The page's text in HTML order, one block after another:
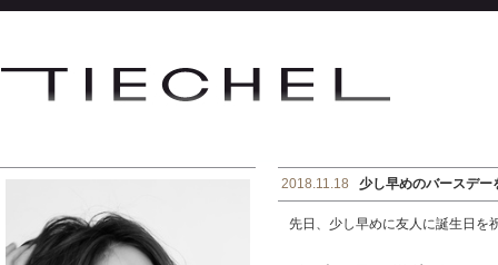
2018.11.18 少し早めのバースデー
先日、少し早めに友人に誕生日を